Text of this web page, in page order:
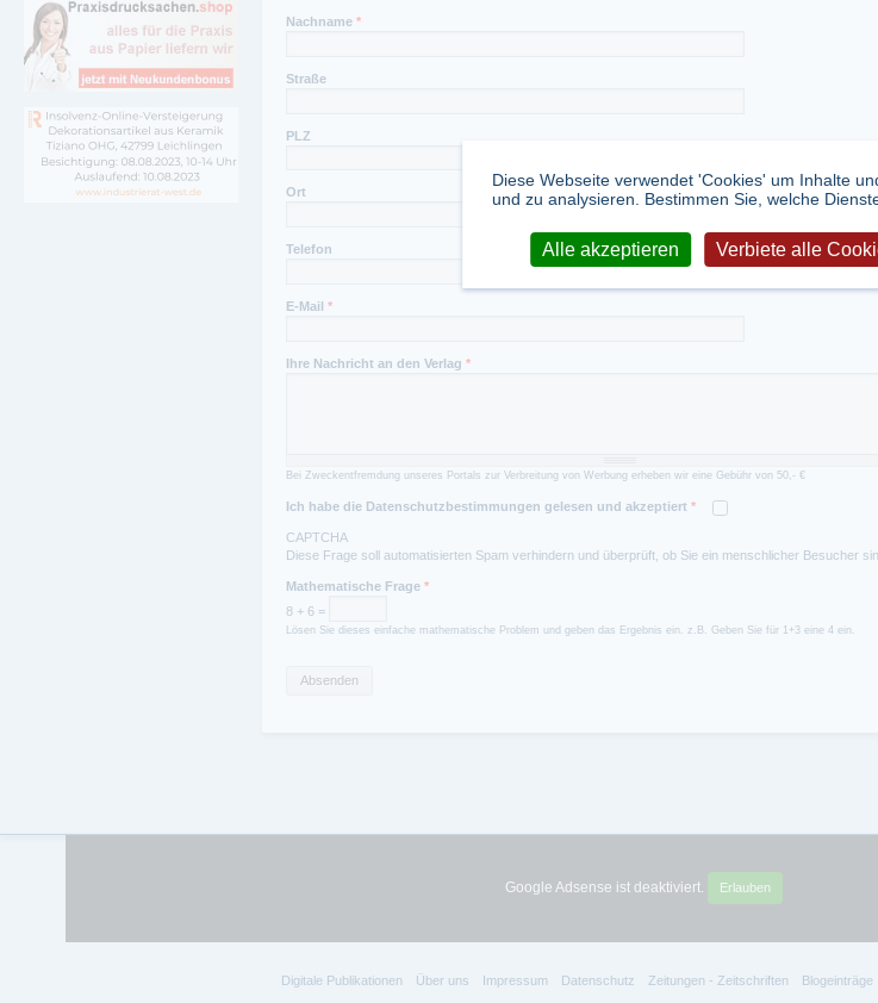
Nachname *
Straße
PLZ
Ort
Telefon
E-Mail *
Ihre Nachricht an den Verlag *
Bei Zweckentfremdung unseres Portals zur Verbreitung von Werbung erheben wir eine Gebühr von 50,- €
Ich habe die Datenschutzbestimmungen gelesen und akzeptiert *
CAPTCHA
Diese Frage soll automatisierten Spam verhindern und überprüft, ob Sie ein menschlicher Besucher
Mathematische Frage *
8 + 6 =
Lösen Sie dieses einfache mathematische Problem und geben das Ergebnis ein. z.B. Geben Sie für 1+3 eine 4 ein.
Google Adsense ist deaktiviert. Erlauben
Digitale Publikationen Über uns Impressum Datenschutz Zeitungen - Zeitschriften Blogeinträge
Diese Webseite verwendet 'Cookies' um Inhalte
und zu analysieren. Bestimmen Sie, welche
Alle akzeptieren Verbiete alle